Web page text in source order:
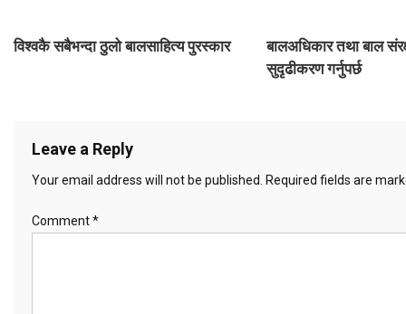
n
विश्वकै सबैभन्दा ठुलो बालसाहित्य पुरस्कार
बालअधिकार तथा बाल
सुदृढीकरण गर्नुपर्छ
Leave a Reply
Your email address will not be published. Required fields are
Comment*